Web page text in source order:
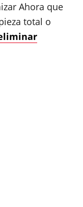
Ahora que
total o